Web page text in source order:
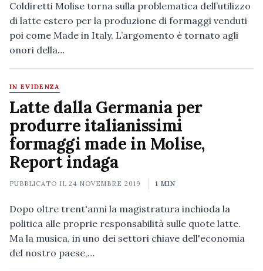
Coldiretti Molise torna sulla problematica dell’utilizzo
di latte estero per la produzione di formaggi venduti
poi come Made in Italy. L’argomento è tornato agli
onori della…
IN EVIDENZA
Latte dalla Germania per
produrre italianissimi
formaggi made in Molise,
Report indaga
PUBBLICATO IL24 NOVEMBRE 2019 1 MIN
Dopo oltre trent'anni la magistratura inchioda la
politica alle proprie responsabilità sulle quote latte.
Ma la musica, in uno dei settori chiave dell'economia
del nostro paese,…